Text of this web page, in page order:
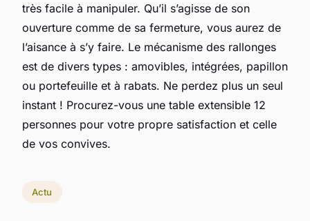
très facile à manipuler. Qu’il s’agisse de son
ouverture comme de sa fermeture, vous aurez de
l’aisance à s’y faire. Le mécanisme des rallonges
est de divers types : amovibles, intégrées, papillon
ou portefeuille et à rabats. Ne perdez plus un seul
instant ! Procurez-vous une table extensible 12
personnes pour votre propre satisfaction et celle
de vos convives.
Actu